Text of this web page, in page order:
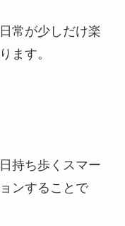
常が少しだけ楽
ます。
持ち歩くスマー
ンすることで